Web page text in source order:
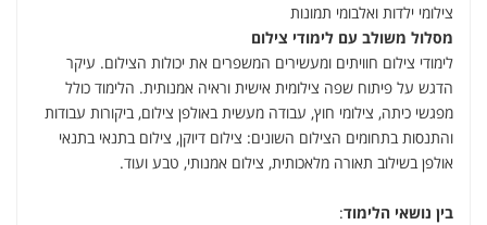
צילומי ילדות ואלבומי תמונות
מסלול משולב עם לימודי צילום
לימודי צילום חוויתים ומעשירים המשפרים את יכולות הצילום. עיקר
הדגש על פיתוח שפה צילומית אישית וראיה אמנותית. הלימוד כולל
מפגשי כיתה, צילומי חוץ, עבודה מעשית באולפן צילום, ביקורות עבודות
והתנסות בתחומים הצילום השונים: צילום דיוקן, צילום בתנאי בתנאי
אולפן בשילוב תאורה מלאכותית, צילום אמנותי, טבע ועוד.
בין נושאי הלימוד: